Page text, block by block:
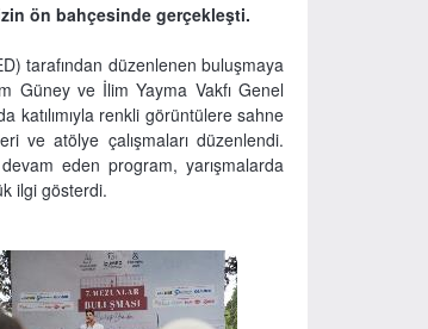
ön bahçesinde gerçekleşti.
tarafından düzenlenen buluşmaya
Güney ve İlim Yayma Vakfı Genel
katılımıyla renkli görüntülere sahne
ve atölye çalışmaları düzenlendi.
eden program, yarışmalarda
ilgi gösterdi.